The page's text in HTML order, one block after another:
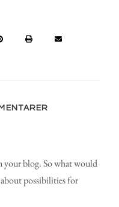
your blog. So what would
possibilities for